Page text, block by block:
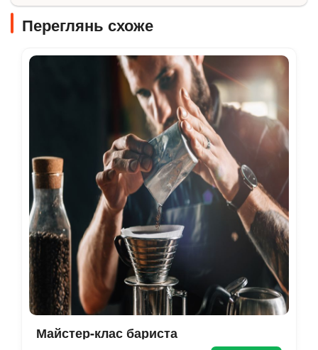
Переглянь схоже
Майстер-клас бариста